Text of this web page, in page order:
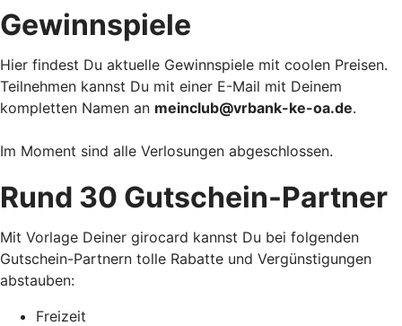
Gewinnspiele
Hier findest Du aktuelle Gewinnspiele mit coolen Preisen.
Teilnehmen kannst Du mit einer E-Mail mit Deinem
kompletten Namen an meinclub@vrbank-ke-oa.de.
Im Moment sind alle Verlosungen abgeschlossen.
Rund 30 Gutschein-Partner
Mit Vorlage Deiner girocard kannst Du bei folgenden
Gutschein-Partnern tolle Rabatte und Vergünstigungen
abstauben:
Freizeit